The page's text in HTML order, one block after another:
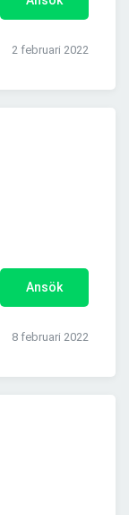
2 februari 2022
Ansök
8 februari 2022